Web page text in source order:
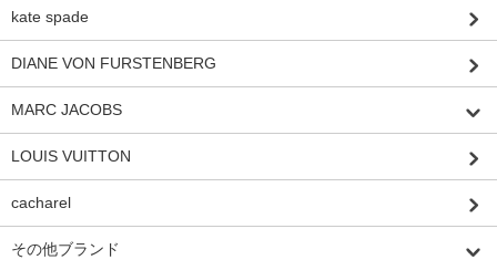
kate spade
DIANE VON FURSTENBERG
MARC JACOBS
LOUIS VUITTON
cacharel
その他ブランド